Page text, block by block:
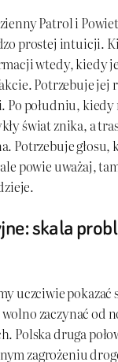
Patrol i
prostej intuicji.
wtedy, kiedy
Potrzebuje jej
Po południu,
świat znika, a
Potrzebuje
powie uważaj,
skala
uczciwie pokazać
zaczynać od
Polska druga
zagrożeniu